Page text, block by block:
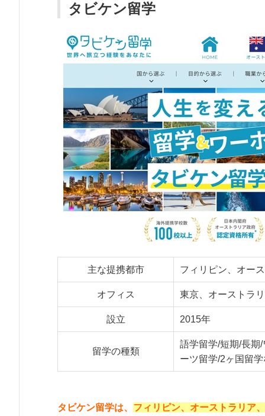
タビケン留学
主な提携都市 フィリピン、オー
オフィス 東京、オーストラ
設立 2015年
留学の種類
語学留学/短期/長期
ーツ留学/2ヶ国留
タビケン留学は、 フィリピン、オーストラリア